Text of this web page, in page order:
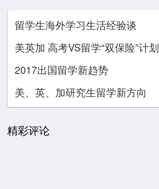
留学生海外学习生活经验谈
美英加 高考VS留学“双保险”计划
2017出国留学新趋势
美、英、加研究生留学新方向
精彩评论